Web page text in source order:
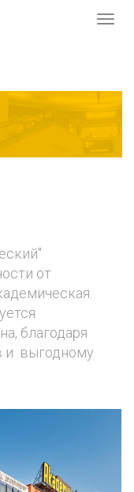
от
благодаря
и выгодному